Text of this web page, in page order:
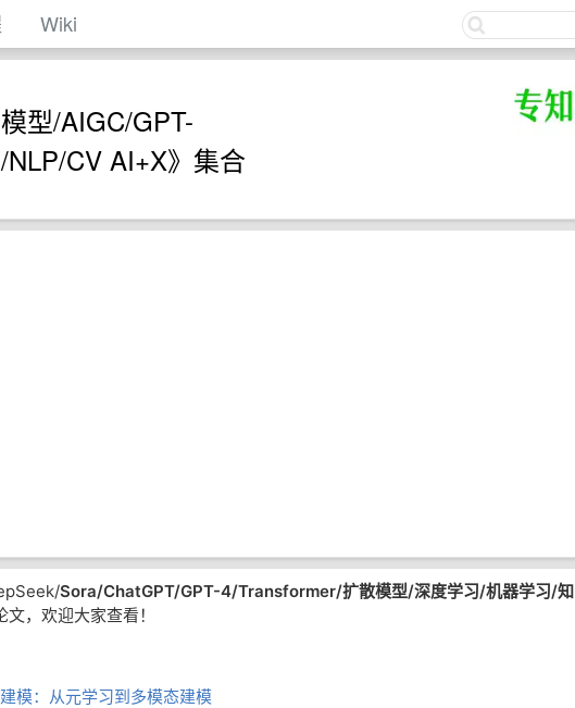
Wiki
型/AIGC/GPT-
CV AI+X》集合
Sora/ChatGPT/GPT-4/Transformer/扩散模型/深度学习/机器学习/知
文，欢迎大家查看！
模：从元学习到多模态建模